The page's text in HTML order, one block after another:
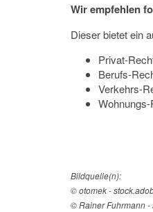
Wir empfehlen
Dieser bietet ein
Privat-
Berufs-
Verkehrs-
Bildquelle(n):
© otomek -
© Rainer Fuhrmann -